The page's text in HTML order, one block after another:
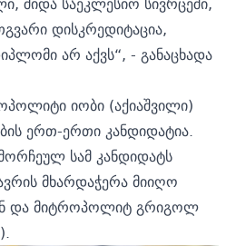
დისკრედიტაცია,
არ აქვს“, - განაცხადა
იობი (აქიაშვილი)
ერთ-ერთი კანდიდატია.
სამ კანდიდატს
მხარდაჭერა მიიღო
და მიტროპოლიტ გრიგოლ